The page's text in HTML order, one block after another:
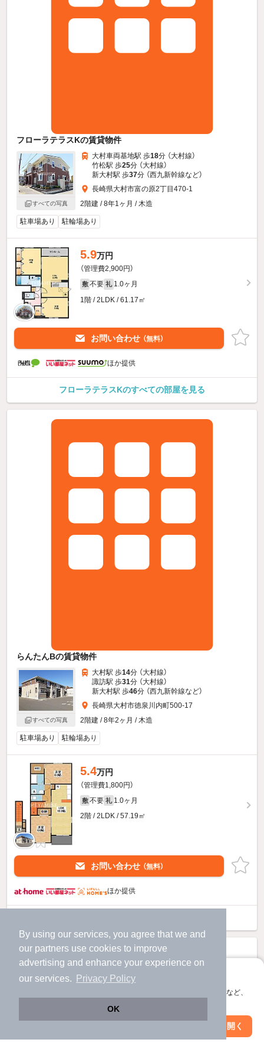
By using our services, you agree that we and
our partners use cookies to improve
advertising and enhance your experience on
our services.
Privacy Policy
OK
アプリに切り替えて、サクサクお部屋探し
会員登録なしですぐ使える。マップ検索やお気に入り保存など、
アプリを開く
フローラテラスKの賃貸物件
すべての写真
大村車両基地駅 歩18分 （大村線）
竹松駅 歩25分 （大村線）
新大村駅 歩37分 （西九新幹線など）
長崎県大村市富の原2丁目470-1
2階建 / 8年1ヶ月 / 木造
駐車場あり 駐輪場あり
5.9万円
（管理費2,900円）
敷 不要 礼 1.0ヶ月
1階 / 2LDK / 61.17㎡
お問い合わせ （無料）
ほか提供
フローラテラスKのすべての部屋を見る
らんたんBの賃貸物件
すべての写真
大村駅 歩14分 （大村線）
諏訪駅 歩31分 （大村線）
新大村駅 歩46分 （西九新幹線など）
長崎県大村市徳泉川内町500-17
2階建 / 8年2ヶ月 / 木造
駐車場あり 駐輪場あり
5.4万円
（管理費1,800円）
敷 不要 礼 1.0ヶ月
2階 / 2LDK / 57.19㎡
お問い合わせ （無料）
ほか提供
絞り込み条件を変更